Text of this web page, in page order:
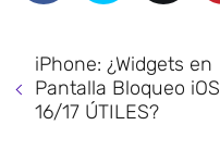
iPhone: ¿Widgets en
Pantalla Bloqueo iOS
16/17 ÚTILES?